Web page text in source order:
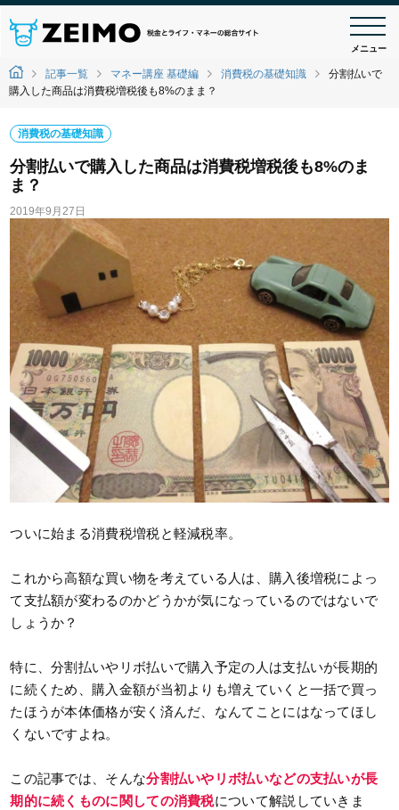
メニュー
記事一覧 マネー講座 基礎編 消費税の基礎知識
分割払いで
購入した商品は消費税増税後も8%のまま？
消費税の基礎知識
分割払いで購入した商品は消費税増税後も8%のま
ま？
2019年9月27日
ついに始まる消費税増税と軽減税率。
これから高額な買い物を考えている人は、購入後増税によっ
て支払額が変わるのかどうかが気になっているのではないで
しょうか？
特に、分割払いやリボ払いで購入予定の人は支払いが長期的
に続くため、購入金額が当初よりも増えていくと一括で買っ
たほうが本体価格が安く済んだ、なんてことにはなってほし
くないですよね。
この記事では、そんな分割払いやリボ払いなどの支払いが長
期的に続くものに関しての消費税について解説していきま